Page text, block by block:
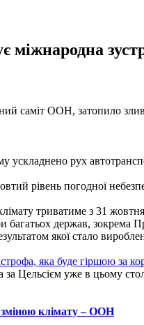
міжнародна
саміт ООН, затопило
ускладнено рух
рівень погодної
триватиме з 31
багатьох держав,
якої стало
яка буде гіршою за
за Цельсієм уже в цьому
зміною клімату – ООН